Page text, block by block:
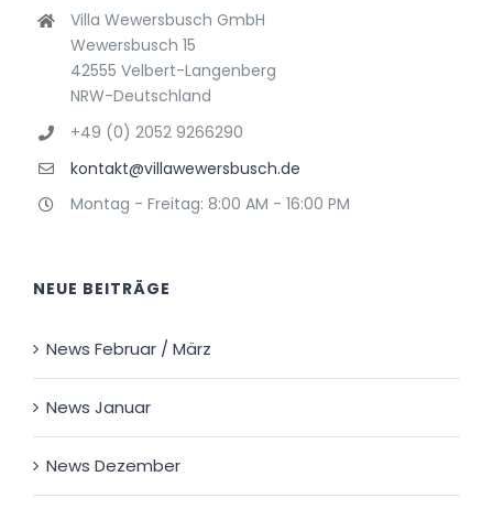
Villa Wewersbusch GmbH
Wewersbusch 15
42555 Velbert-Langenberg
NRW-Deutschland
+49 (0) 2052 9266290
kontakt@villawewersbusch.de
Montag - Freitag: 8:00 AM - 16:00 PM
NEUE BEITRÄGE
News Februar / März
News Januar
News Dezember